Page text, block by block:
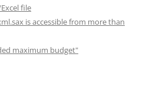
file
is accessible from more than
maximum budget"